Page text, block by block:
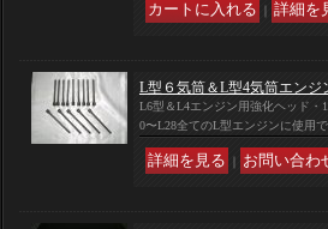
｜
L型６気筒＆L型4気筒エン
L6型＆L4エンジン用強化ヘッド
0〜L28全てのL型エンジンに使用
｜